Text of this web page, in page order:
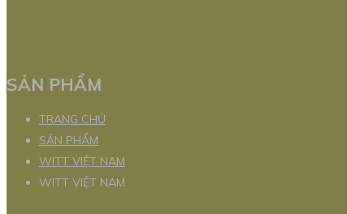
SẢN PHẨM
TRANG CHỦ
SẢN PHẨM
WITT VIỆT NAM
WITT VIỆT NAM